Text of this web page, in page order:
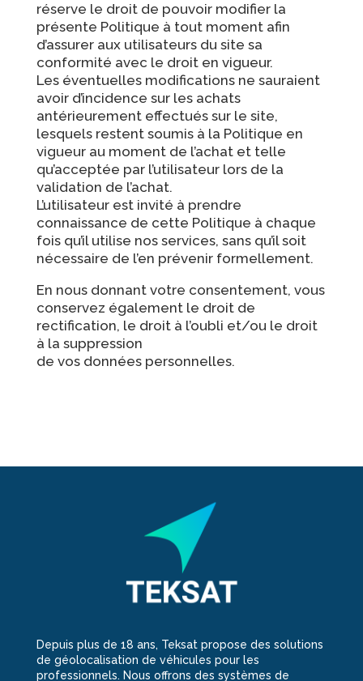
réserve le droit de pouvoir modifier la
présente Politique à tout moment afin
d’assurer aux utilisateurs du site sa
conformité avec le droit en vigueur.
Les éventuelles modifications ne sauraient
avoir d’incidence sur les achats
antérieurement effectués sur le site,
lesquels restent soumis à la Politique en
vigueur au moment de l’achat et telle
qu’acceptée par l’utilisateur lors de la
validation de l’achat.
L’utilisateur est invité à prendre
connaissance de cette Politique à chaque
fois qu’il utilise nos services, sans qu’il soit
nécessaire de l’en prévenir formellement.
En nous donnant votre consentement, vous
conservez également le droit de
rectification, le droit à l’oubli et/ou le droit
à la suppression
de vos données personnelles.
Depuis plus de 18 ans, Teksat propose des solutions
de géolocalisation de véhicules pour les
professionnels. Nous offrons des systèmes de